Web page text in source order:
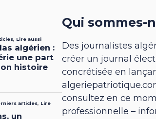
Qui sommes-
Des journalistes
créer un journal
concrétisée en
consultez en ce
professionnelle –